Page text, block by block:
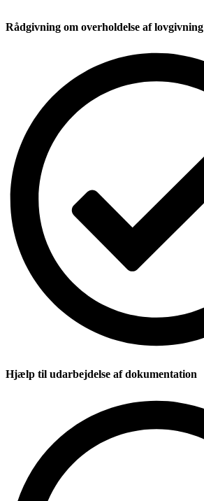
Rådgivning om overholdelse af lovgivning
Hjælp til udarbejdelse af dokumentation